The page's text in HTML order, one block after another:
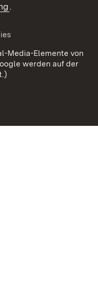
.
Media-Elemente von
werden auf der